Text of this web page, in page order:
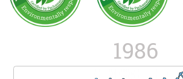
1986